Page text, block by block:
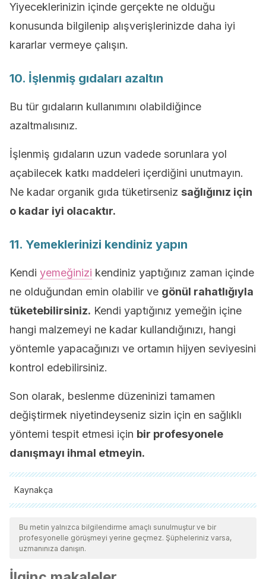
Yiyeceklerinizin içinde gerçekte ne olduğu
konusunda bilgilenip alışverişlerinizde daha iyi
kararlar vermeye çalışın.
10. İşlenmiş gıdaları azaltın
Bu tür gıdaların kullanımını olabildiğince
azaltmalısınız.
İşlenmiş gıdaların uzun vadede sorunlara yol
açabilecek katkı maddeleri içerdiğini unutmayın.
Ne kadar organik gıda tüketirseniz sağlığınız için
o kadar iyi olacaktır.
11. Yemeklerinizi kendiniz yapın
Kendi yemeğinizi kendiniz yaptığınız zaman içinde
ne olduğundan emin olabilir ve gönül rahatlığıyla
tüketebilirsiniz. Kendi yaptığınız yemeğin içine
hangi malzemeyi ne kadar kullandığınızı, hangi
yöntemle yapacağınızı ve ortamın hijyen seviyesini
kontrol edebilirsiniz.
Son olarak, beslenme düzeninizi tamamen
değiştirmek niyetindeyseniz sizin için en sağlıklı
yöntemi tespit etmesi için bir profesyonele
danışmayı ihmal etmeyin.
Kaynakça
Tüm alıntı yapılan kaynaklar, kalitelerini, güvenilirliklerini,
güncelliklerini ve geçerliliklerini sağlamak için ekibimiz
tarafından derinlemesine incelendi. Bu makalenin bibliyografisi
kabul edildi.
Bu metin yalnızca bilgilendirme amaçlı sunulmuştur ve bir
profesyonelle görüşmeyi yerine geçmez. Şüpheleriniz varsa,
uzmanınıza danışın.